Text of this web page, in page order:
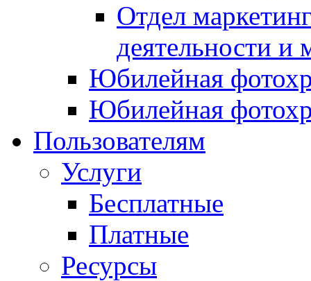
Отдел
деятельности и
Юбилейная
Юбилейная
Пользователям
Услуги
Бесплатные
Платные
Ресурсы